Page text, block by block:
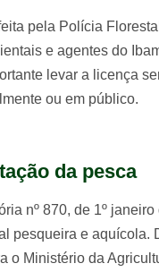
pela Polícia
e agentes do
levar a licença
ou em público.
da pesca
nº 870, de 1º
pesqueira e aquícola.
o Ministério da